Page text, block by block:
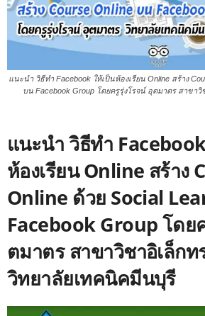
แนะนำ วิธีทำ Facebook ให้เป็นห้องเรียน Online สร้าง
บน Facebook Group โดยครูรุ่งโรจน์ อุตมาตร สาขา
แนะนำ วิธีทำ
ห้องเรียน Online สร้าง
Online ด้วย Social
Facebook Group โดย
ตมาตร สาขาวิชาอิเล็ก
วิทยาลัยเทคนิคมีนบุรี